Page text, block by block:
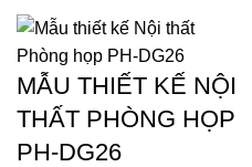
MẪU THIẾT KẾ NỘI
THẤT PHÒNG HỌP
PH-DG26